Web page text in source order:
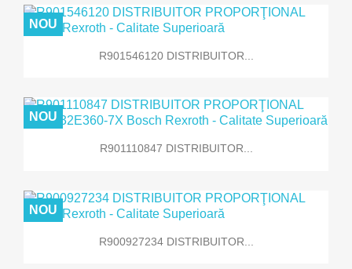
R901546120 DISTRIBUITOR...
NOU
R901110847 DISTRIBUITOR...
NOU
R900927234 DISTRIBUITOR...
NOU